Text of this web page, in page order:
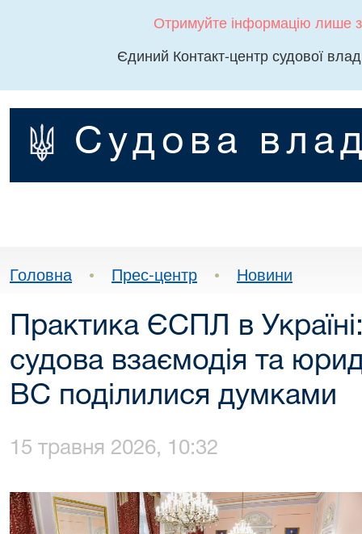
Отримуйте інформацію лише
Єдиний Контакт-центр судової
Судова
Головна • Прес-центр • Новини
Практика ЄСПЛ в
судова взаємодія та
ВС поділилися думками
15 травня 2026, 10:32